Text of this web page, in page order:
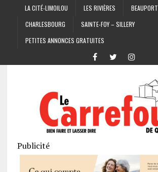
LA CITÉ-LIMOILOU LES RIVIÈRES
BEAUPORT
CHARLESBOURG
SAINTE-FOY – SILLERY
PETITES ANNONCES GRATUITES
Publicité